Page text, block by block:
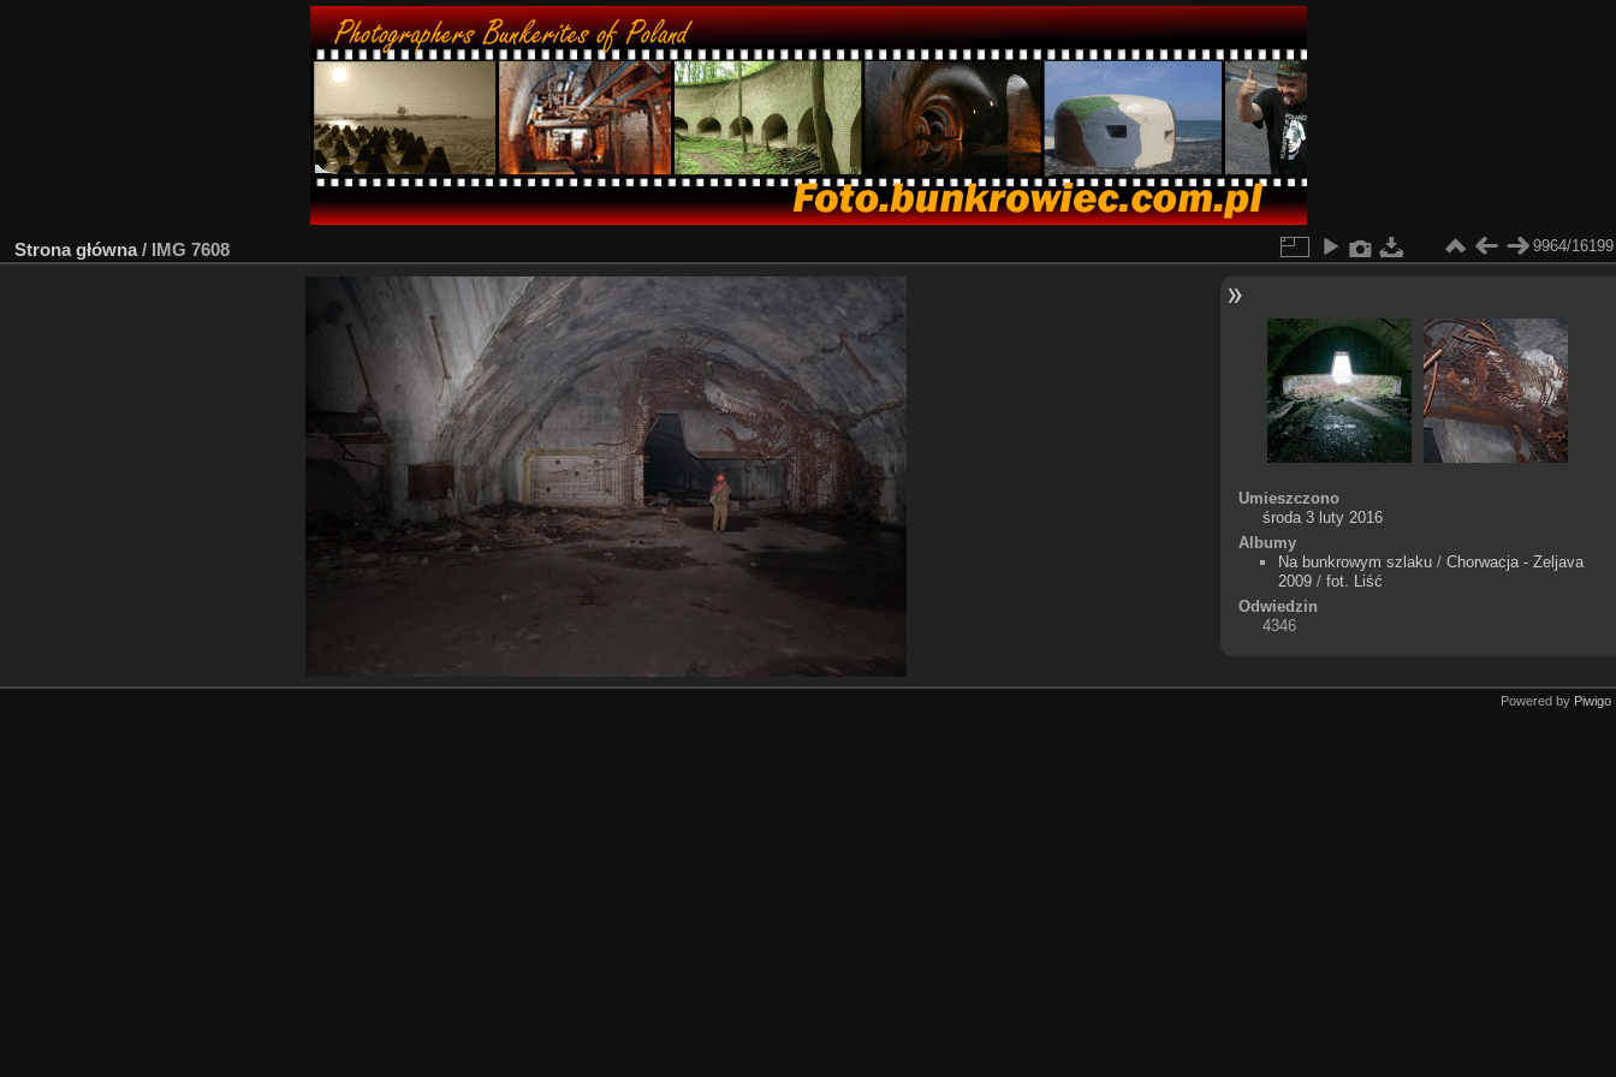
Strona główna/ IMG 7608 9964/16199
Umieszczono
środa 3 luty 2016
Albumy
Na bunkrowym szlaku/ Chorwacja - Zeljava
2009/ fot. Liść
Odwiedzin
4346
Powered by Piwigo